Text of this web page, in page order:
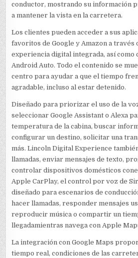
conductor, mostrando su información
a mantener la vista en la carretera.
Los clientes pueden acceder a sus
favoritos de Google y Amazon a través
experiencia digital integrada, así como
Android Auto. Todo el contenido se
centro para ayudar a que el tiempo
agradable, incluso al estar detenido.
Diseñado para priorizar el uso de la
seleccionar Google Assistant o Alexa
temperatura de la cabina, buscar
configurar un destino, solicitar una
más. Lincoln Digital Experience
llamadas, enviar mensajes de texto,
controlar dispositivos domésticos
Apple CarPlay, el control por voz de
diseñado para escenarios de
hacer llamadas, responder mensajes
reproducir música o compartir un
llegadamientras navega con Apple
La integración con Google Maps
tiempo real, condiciones de las